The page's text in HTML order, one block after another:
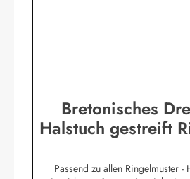
Bretonisches
Halstuch gestreift
Passend zu allen Ringelmuster -